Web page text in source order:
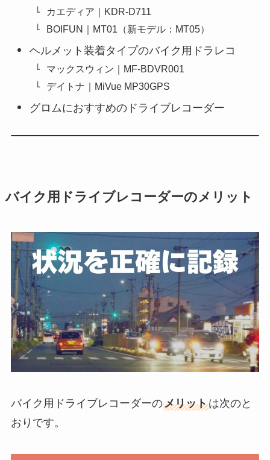
カエディア｜KDR-D711
BOIFUN｜MT01（新モデル：MT05）
ヘルメット装着タイプのバイク用ドラレコ
マックスウィン｜MF-BDVR001
デイトナ｜MiVue MP30GPS
グロムにおすすめのドライブレコーダー
バイク用ドライブレコーダーのメリット
バイク用ドライブレコーダーのメリットは次のと
おりです。